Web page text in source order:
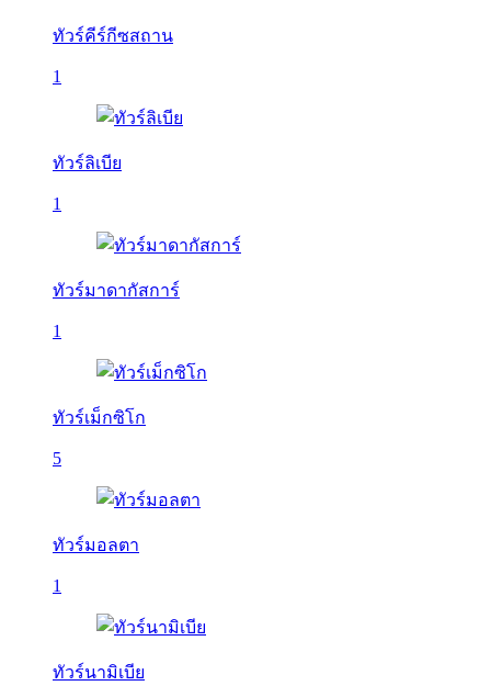
ทัวร์คีร์กีซสถาน
1
ทัวร์ลิเบีย
1
ทัวร์มาดากัสการ์
1
ทัวร์เม็กซิโก
5
ทัวร์มอลตา
1
ทัวร์นามิเบีย